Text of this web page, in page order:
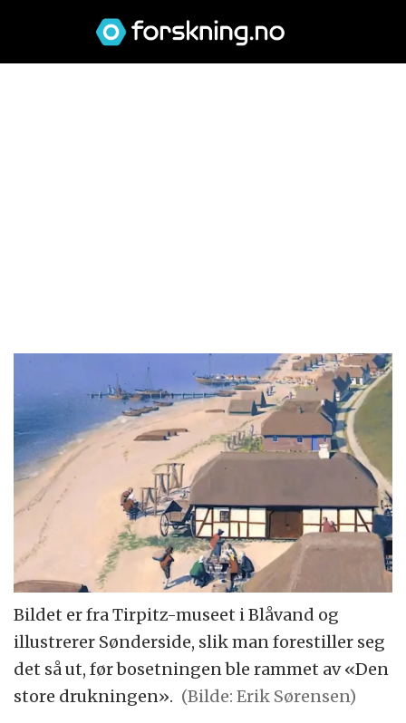
Bildet er fra Tirpitz-museet i Blåvand og
illustrerer Sønderside, slik man forestiller seg
det så ut, før bosetningen ble rammet av «Den
store drukningen». (Bilde: Erik Sørensen)